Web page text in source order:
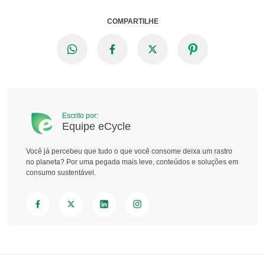
COMPARTILHE
Escrito por:
Equipe eCycle
Você já percebeu que tudo o que você consome deixa um rastro
no planeta? Por uma pegada mais leve, conteúdos e soluções em
consumo sustentável.